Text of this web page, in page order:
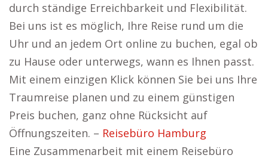
durch ständige Erreichbarkeit und Flexibilität.
Bei uns ist es möglich, Ihre Reise rund um die
Uhr und an jedem Ort online zu buchen, egal ob
zu Hause oder unterwegs, wann es Ihnen passt.
Mit einem einzigen Klick können Sie bei uns Ihre
Traumreise planen und zu einem günstigen
Preis buchen, ganz ohne Rücksicht auf
Öffnungszeiten. – Reisebüro Hamburg
Eine Zusammenarbeit mit einem Reisebüro